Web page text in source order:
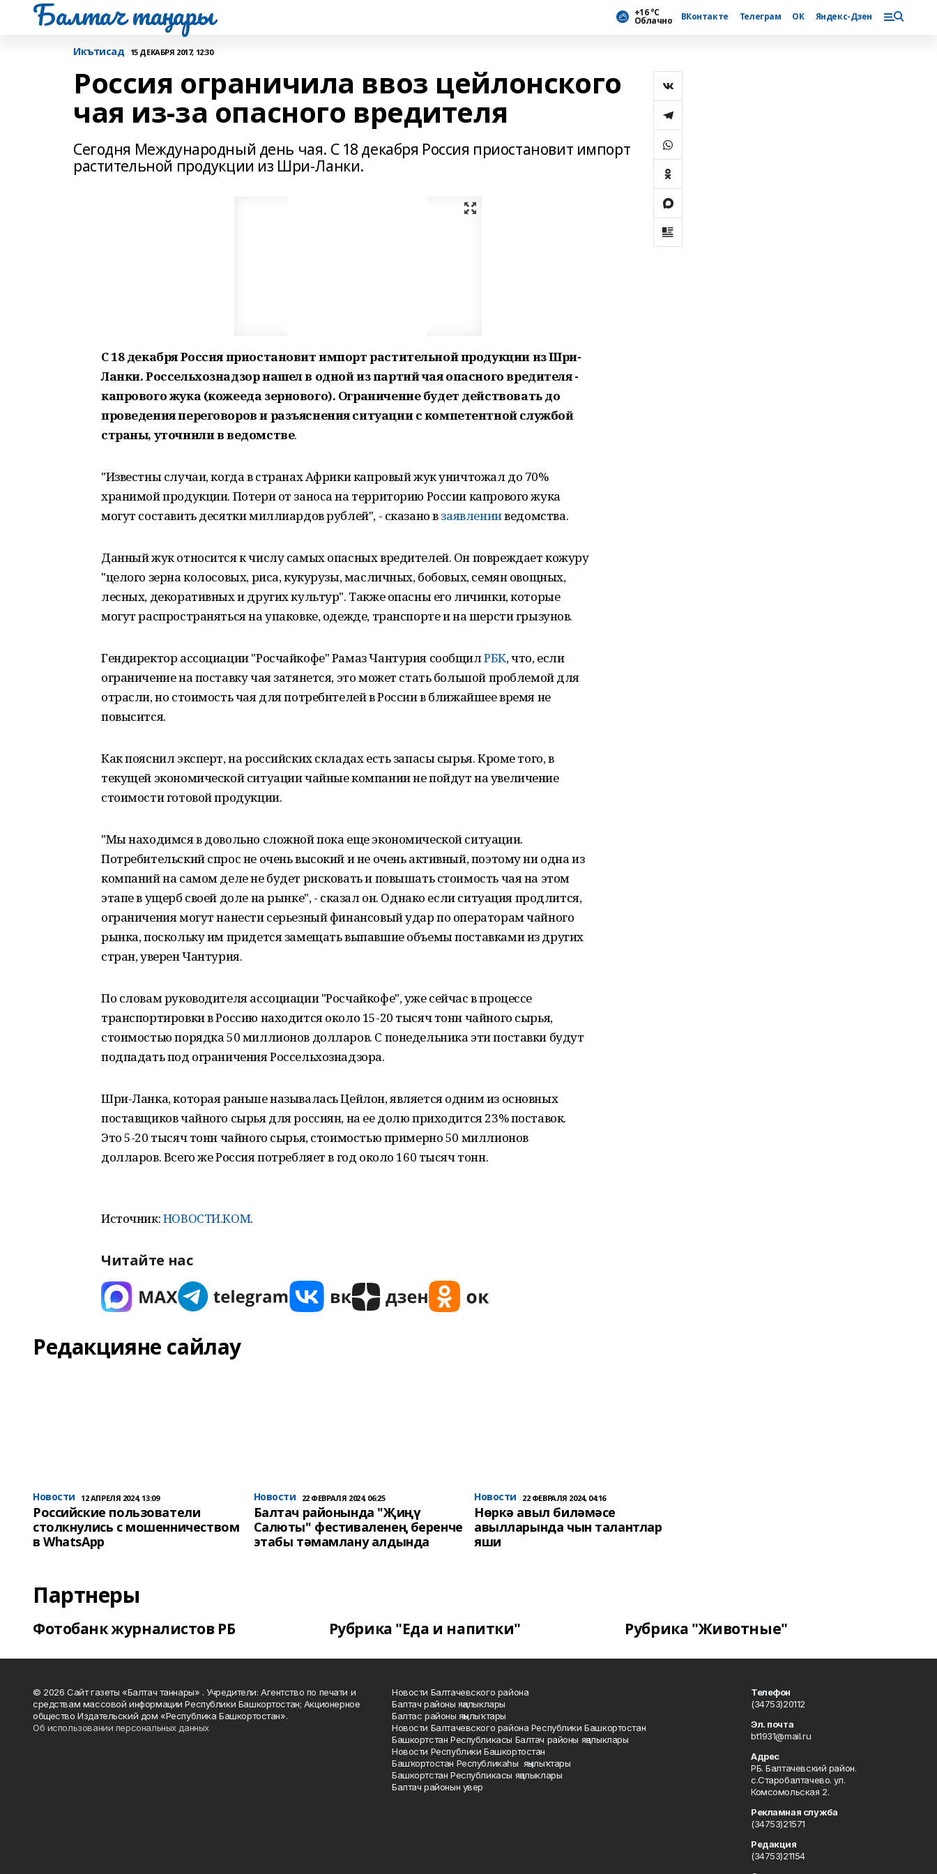
Балтач таңнары +16 °С
Облачно ВКонтакте Телеграм ОК Яндекс-Дзен
Икътисад 15 ДЕКАБРЯ 2017, 12:30
Россия ограничила ввоз цейлонского
чая из-за опасного вредителя
Сегодня Международный день чая. С 18 декабря Россия приостановит импорт
растительной продукции из Шри-Ланки.
С 18 декабря Россия приостановит импорт растительной продукции из Шри-
Ланки. Россельхознадзор нашел в одной из партий чая опасного вредителя -
капрового жука (кожееда зернового). Ограничение будет действовать до
проведения переговоров и разъяснения ситуации с компетентной службой
страны, уточнили в ведомстве.
"Известны случаи, когда в странах Африки капровый жук уничтожал до 70%
хранимой продукции. Потери от заноса на территорию России капрового жука
могут составить десятки миллиардов рублей", - сказано взаявленииведомства.
Данный жук относится к числу самых опасных вредителей. Он повреждает кожуру
"целого зерна колосовых, риса, кукурузы, масличных, бобовых, семян овощных,
лесных, декоративных и других культур". Также опасны его личинки, которые
могут распространяться на упаковке, одежде, транспорте и на шерсти грызунов.
Гендиректор ассоциации "Росчайкофе" Рамаз Чантурия сообщилРБК, что, если
ограничение на поставку чая затянется, это может стать большой проблемой для
отрасли, но стоимость чая для потребителей в России в ближайшее время не
повысится.
Как пояснил эксперт, на российских складах есть запасы сырья. Кроме того, в
текущей экономической ситуации чайные компании не пойдут на увеличение
стоимости готовой продукции.
"Мы находимся в довольно сложной пока еще экономической ситуации.
Потребительский спрос не очень высокий и не очень активный, поэтому ни одна из
компаний на самом деле не будет рисковать и повышать стоимость чая на этом
этапе в ущерб своей доле на рынке", - сказал он. Однако если ситуация продлится,
ограничения могут нанести серьезный финансовый удар по операторам чайного
рынка, поскольку им придется замещать выпавшие объемы поставками из других
стран, уверен Чантурия.
По словам руководителя ассоциации "Росчайкофе", уже сейчас в процессе
транспортировки в Россию находится около 15-20 тысяч тонн чайного сырья,
стоимостью порядка 50 миллионов долларов. С понедельника эти поставки будут
подпадать под ограничения Россельхознадзора.
Шри-Ланка, которая раньше называлась Цейлон, является одним из основных
поставщиков чайного сырья для россиян, на ее долю приходится 23% поставок.
Это 5-20 тысяч тонн чайного сырья, стоимостью примерно 50 миллионов
долларов. Всего же Россия потребляет в год около 160 тысяч тонн.
Источник:НОВОСТИ.КОМ.
Читайте нас
Редакцияне сайлау
Новости 12 АПРЕЛЯ 2024, 13:09
Российские пользователи
столкнулись с мошенничеством
в WhatsApp
Новости 22 ФЕВРАЛЯ 2024, 06:25
Балтач районында "Җиңү
Салюты" фестиваленең беренче
этабы тәмамлану алдында
Новости 22 ФЕВРАЛЯ 2024, 04:16
Нөркә авыл биләмәсе
авылларында чын талантлар
яши
Партнеры
Фотобанк журналистов РБ Рубрика "Еда и напитки" Рубрика "Животные"
© 2026 Сайт газеты «Балтач таннары» . Учредители: Агентство по печати и
средствам массовой информации Республики Башкортостан; Акционерное
общество Издательский дом «Республика Башкортостан».
Об использовании персональных данных
Новости Балтачевского района
Балтач районы яңалыклары
Балтас районы яңылыҡтары
Новости Балтачевского района Республики Башкортостан
Башкортстан Республикасы Балтач районы яңалыклары
Новости Республики Башкортостан
Башҡортостан Республикаһы яңылыҡтары
Башкортстан Республикасы яңалыклары
Балтач районын увер
Телефон
(34753)20112
Эл. почта
bt1931@mail.ru
Адрес
РБ. Балтачевский район.
с.Старобалтачево. ул.
Комсомольская 2.
Рекламная служба
(34753)21571
Редакция
(34753)21154